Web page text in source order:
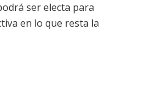
ser electa para
en lo que resta la